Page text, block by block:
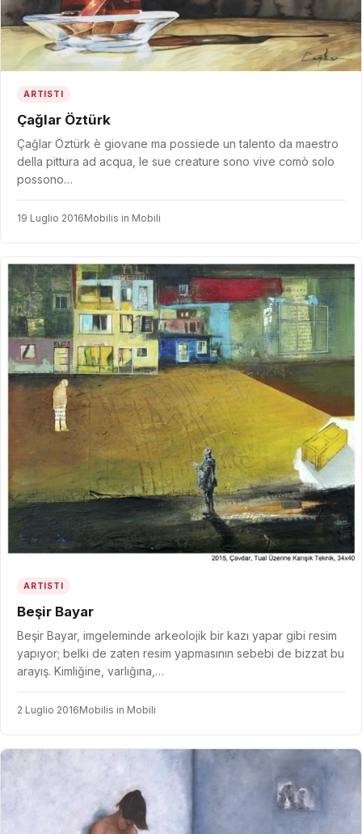
ARTISTI
Çağlar Öztürk
Çağlar Öztürk è giovane ma possiede un talento da maestro
della pittura ad acqua, le sue creature sono vive comò solo
possono…
19 Luglio 2016Mobilis in Mobili
ARTISTI
Beşir Bayar
Beşir Bayar, imgeleminde arkeolojik bir kazı yapar gibi resim
yapıyor; belki de zaten resim yapmasının sebebi de bizzat bu
arayış. Kimliğine, varlığına,…
2 Luglio 2016Mobilis in Mobili